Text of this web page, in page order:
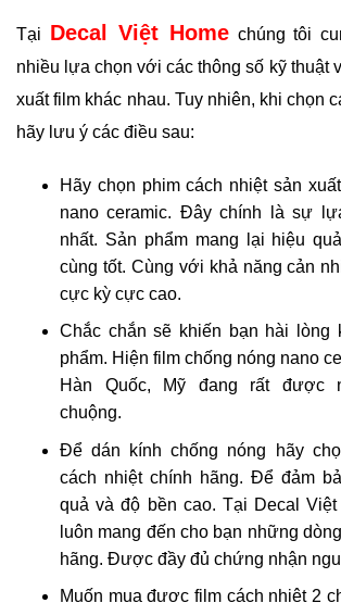
Tại Decal Việt Homechúng tôi
nhiều lựa chọn với các thông số kỹ thuật
xuất film khác nhau. Tuy nhiên, khi chọn
hãy lưu ý các điều sau:
Hãy chọn phim cách nhiệt sản
nano ceramic. Đây chính là sự
nhất. Sản phẩm mang lại hiệu
cùng tốt. Cùng với khả năng cản
cực kỳ cực cao.
Chắc chắn sẽ khiến bạn hài lòng
phẩm. Hiện film chống nóng nano
Hàn Quốc, Mỹ đang rất được
chuộng.
Để dán kính chống nóng hãy
cách nhiệt chính hãng. Để đảm
quả và độ bền cao. Tại Decal
luôn mang đến cho bạn những
hãng. Được đầy đủ chứng nhận
Muốn mua được film cách nhiệt 2